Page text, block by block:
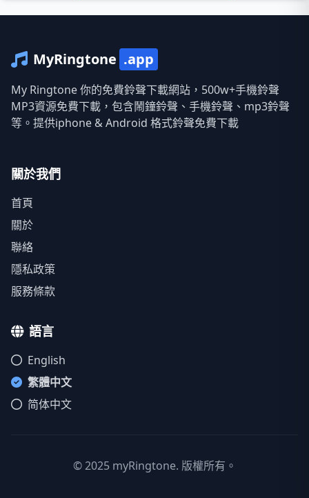
MyRingtone .app
My Ringtone 你的免費鈴聲下載網站，500w+手機鈴聲
MP3資源免費下載，包含鬧鐘鈴聲、手機鈴聲、mp3鈴聲
等。提供iphone & Android 格式鈴聲免費下載
關於我們
首頁
關於
聯絡
隱私政策
服務條款
語言
English
繁體中文
简体中文
© 2025 myRingtone. 版權所有。